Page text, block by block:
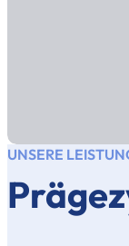
UNSERE